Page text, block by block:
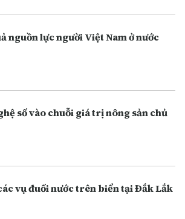
nguồn lực người Việt Nam ở nước
số vào chuỗi giá trị nông sản chủ
vụ đuối nước trên biển tại Đắk Lắk